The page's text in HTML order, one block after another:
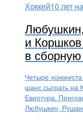
Хоккей10 лет
и
в
Четыре
шанс сыграть на
Евротура.
Любушкин, Рушан